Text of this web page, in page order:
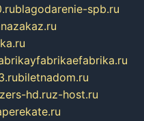
blagodarenie-spb.ru
biletnadom.ru
hd.ruz-host.ru